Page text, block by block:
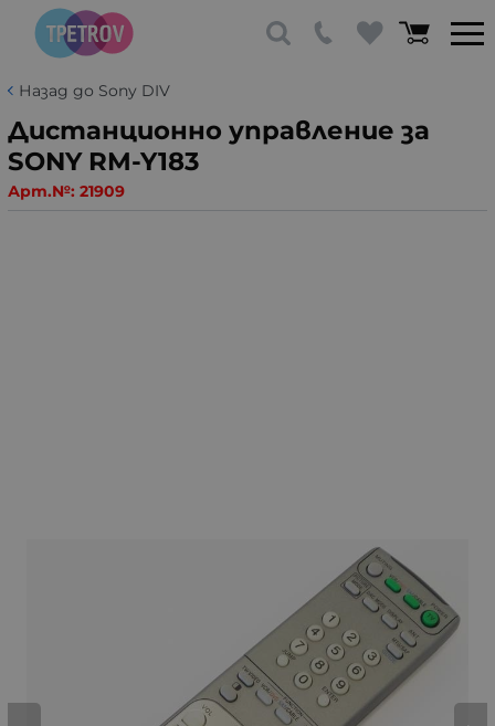
Назад до Sony DIV
Дистанционно управление за
SONY RM-Y183
Арт.№: 21909